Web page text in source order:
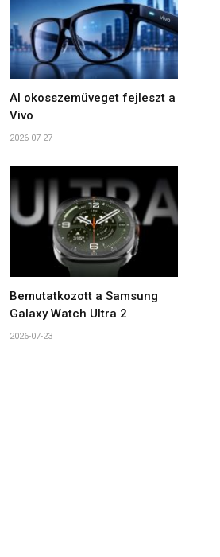
AI okosszemüveget fejleszt a
Vivo
2026-07-27
Bemutatkozott a Samsung
Galaxy Watch Ultra 2
2026-07-23